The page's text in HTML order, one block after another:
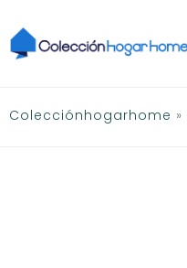
al
contenido
Colecciónhogarhome »